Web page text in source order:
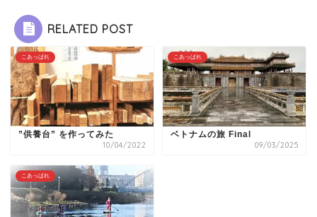
RELATED POST
こあっぱれ
”供養台” を作ってみた
10/04/2022
こあっぱれ
ベトナムの旅 Final
09/03/2025
こあっぱれ